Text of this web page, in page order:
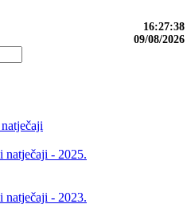
16:27:38
09/08/2026
natječaji - 2025.
natječaji - 2023.